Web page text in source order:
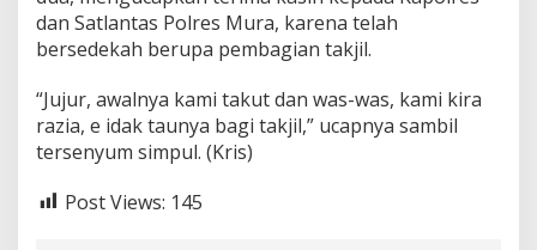
dan Satlantas Polres Mura, karena telah
bersedekah berupa pembagian takjil.
“Jujur, awalnya kami takut dan was-was, kami kira
razia, e idak taunya bagi takjil,” ucapnya sambil
tersenyum simpul. (Kris)
Post Views: 145